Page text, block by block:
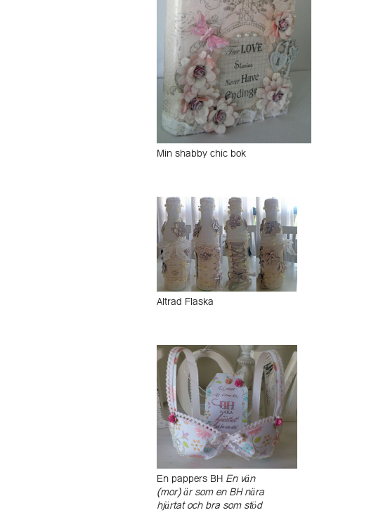
Min shabby chic bok
Altrad Flaska
En pappers BH En vän
(mor) är som en BH nära
hjärtat och bra som stöd